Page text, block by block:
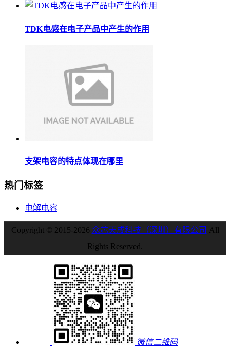
TDK电感在电子产品中产生的作用
支架电容的特点体现在哪里
热门标签
电解电容
Copyright © 2015-2026 众芯天成科技（深圳）有限公司 All
Rights Reserved.
微信二维码